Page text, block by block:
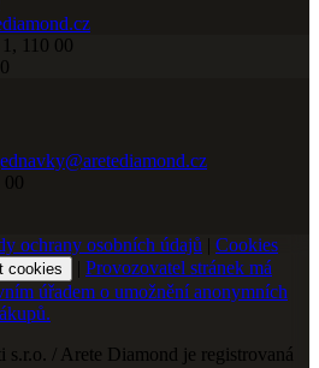
110 00
00
ochrany osobních údajů | Cookies
cookies | Provozovatel stránek má
úřadem o umožnění anonymních
/ Arete Diamond je registrovaná